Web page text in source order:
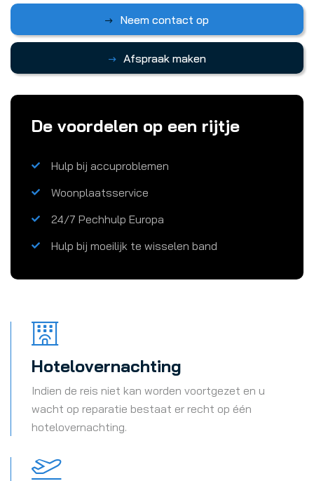
Neem contact op
Afspraak maken
De voordelen op een rijtje
Hulp bij accuproblemen
Woonplaatsservice
24/7 Pechhulp Europa
Hulp bij moeilijk te wisselen band
Hotelovernachting
Indien de reis niet kan worden voortgezet en u
wacht op reparatie bestaat er recht op één
hotelovernachting.